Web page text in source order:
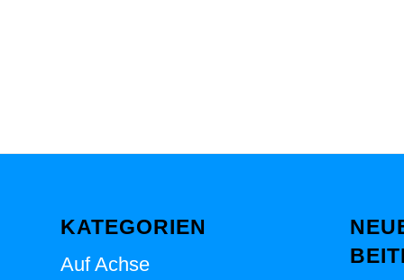
KATEGORIEN
Auf Achse